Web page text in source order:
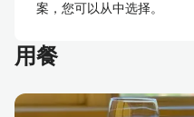
案，您可以从中选择。
用餐